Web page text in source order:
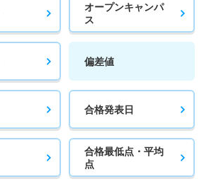
オープンキャンパ
ス
偏差値
合格発表日
合格最低点・平均
点